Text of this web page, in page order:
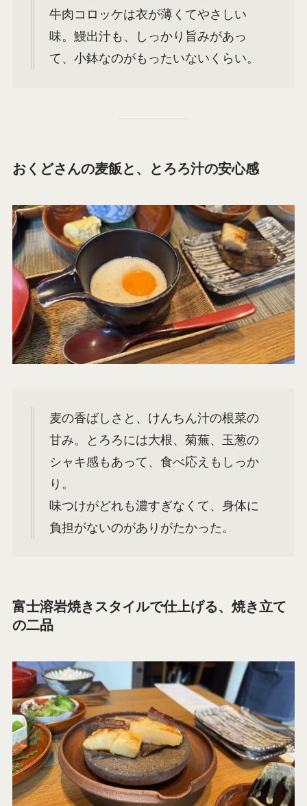
牛肉コロッケは衣が薄くてやさしい
味。鰻出汁も、しっかり旨みがあっ
て、小鉢なのがもったいないくらい。
おくどさんの麦飯と、とろろ汁の安心感
麦の香ばしさと、けんちん汁の根菜の
甘み。とろろには大根、菊蕪、玉葱の
シャキ感もあって、食べ応えもしっか
り。
味つけがどれも濃すぎなくて、身体に
負担がないのがありがたかった。
富士溶岩焼きスタイルで仕上げる、焼き立て
の二品